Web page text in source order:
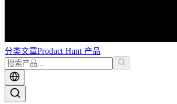
分类文章Product Hunt 产品